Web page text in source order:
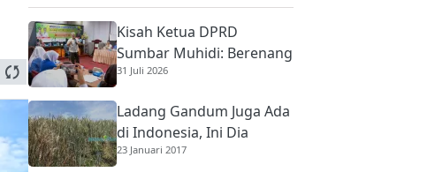
Kisah Ketua DPRD
Sumbar Muhidi: Berenang
di Sungai Berbuaya Demi
Orang Tua
31 Juli 2026
Ladang Gandum Juga Ada
di Indonesia, Ini Dia
23 Januari 2017